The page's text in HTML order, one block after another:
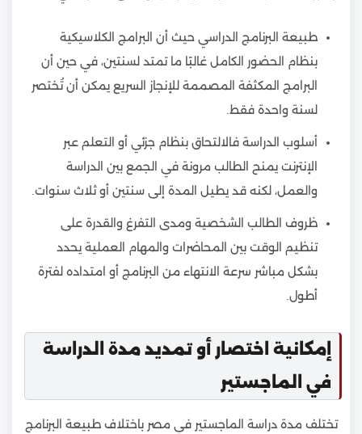
طبيعة البرنامج الدراسي حيث أن البرامج الكلاسيكية
بنظام الحضور الكامل غالبًا ما تمتد لسنتين، في حين أن
البرامج المكثفة المصممة للإنجاز السريع يمكن أن تُختصر
لسنة واحدة فقط.
أسلوب الدراسة فالالتحاق بنظام جزئي أو التعلم عبر
الإنترنت يمنح الطالب مرونة في الجمع بين الدراسة
والعمل، لكنه قد يطيل المدة إلى سنتين أو ثلاث سنوات.
ظروف الطالب الشخصية ومدى التفرغ والقدرة على
تنظيم الوقت بين المحاضرات والمهام العملية يحدد
بشكل مباشر سرعة الانتهاء من البرنامج أو امتداده لفترة
أطول.
إمكانية اختصار أو تمديد مدة الدراسة
في الماجستير
تختلف مدة دراسة الماجستير في مصر باختلاف طبيعة البرنامج